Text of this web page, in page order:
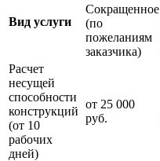
Вид услуги
Сокращенное
(по
пожеланиям
заказчика)
Расчет
несущей
способности
конструкций
(от 10
рабочих
дней)
от 25 000
руб.